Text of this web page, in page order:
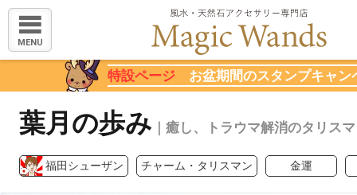
MENU
特設ページ お盆期間のスタンプキャン
葉月の歩み ｜癒し、トラウマ解消のタリス
福田シューザン チャーム・タリスマン 金運